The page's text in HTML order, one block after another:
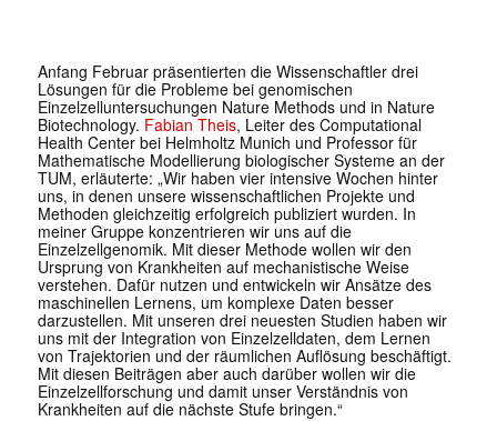
Anfang Februar präsentierten die Wissenschaftler drei
Lösungen für die Probleme bei genomischen
Einzelzelluntersuchungen Nature Methods und in Nature
Biotechnology. Fabian Theis, Leiter des Computational
Health Center bei Helmholtz Munich und Professor für
Mathematische Modellierung biologischer Systeme an der
TUM, erläuterte: „Wir haben vier intensive Wochen hinter
uns, in denen unsere wissenschaftlichen Projekte und
Methoden gleichzeitig erfolgreich publiziert wurden. In
meiner Gruppe konzentrieren wir uns auf die
Einzelzellgenomik. Mit dieser Methode wollen wir den
Ursprung von Krankheiten auf mechanistische Weise
verstehen. Dafür nutzen und entwickeln wir Ansätze des
maschinellen Lernens, um komplexe Daten besser
darzustellen. Mit unseren drei neuesten Studien haben wir
uns mit der Integration von Einzelzelldaten, dem Lernen
von Trajektorien und der räumlichen Auflösung beschäftigt.
Mit diesen Beiträgen aber auch darüber wollen wir die
Einzelzellforschung und damit unser Verständnis von
Krankheiten auf die nächste Stufe bringen.“